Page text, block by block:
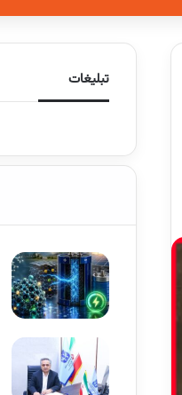
تبلیغات